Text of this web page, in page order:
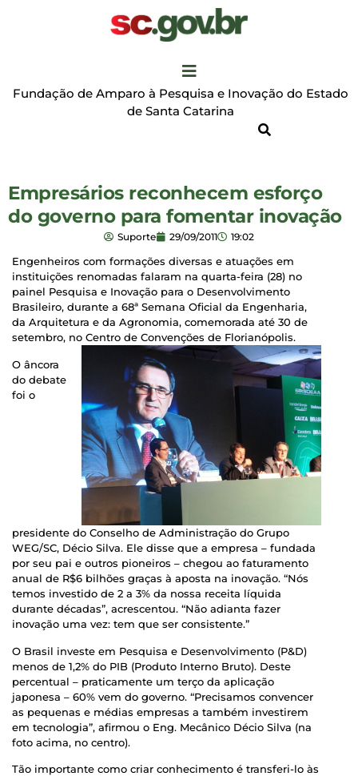
Fundação de Amparo à Pesquisa e Inovação do Estado
de Santa Catarina
Empresários reconhecem esforço
do governo para fomentar inovação
Suporte 29/09/2011 19:02
Engenheiros com formações diversas e atuações em
instituições renomadas falaram na quarta-feira (28) no
painel Pesquisa e Inovação para o Desenvolvimento
Brasileiro, durante a 68ª Semana Oficial da Engenharia,
da Arquitetura e da Agronomia, comemorada até 30 de
setembro, no Centro de Convenções de Florianópolis.
O âncora
do debate
foi o
presidente do Conselho de Administração do Grupo
WEG/SC, Décio Silva. Ele disse que a empresa – fundada
por seu pai e outros pioneiros – chegou ao faturamento
anual de R$6 bilhões graças à aposta na inovação. “Nós
temos investido de 2 a 3% da nossa receita líquida
durante décadas”, acrescentou. “Não adianta fazer
inovação uma vez: tem que ser consistente.”
O Brasil investe em Pesquisa e Desenvolvimento (P&D)
menos de 1,2% do PIB (Produto Interno Bruto). Deste
percentual – praticamente um terço da aplicação
japonesa – 60% vem do governo. “Precisamos convencer
as pequenas e médias empresas a também investirem
em tecnologia”, afirmou o Eng. Mecânico Décio Silva (na
foto acima, no centro).
Tão importante como criar conhecimento é transferi-lo às